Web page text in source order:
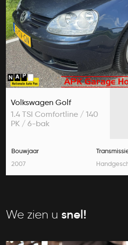
Volkswagen Golf
1.4 TSI Comfortline / 140
PK / 6-bak
Bouwjaar
2007
We zien u snel!